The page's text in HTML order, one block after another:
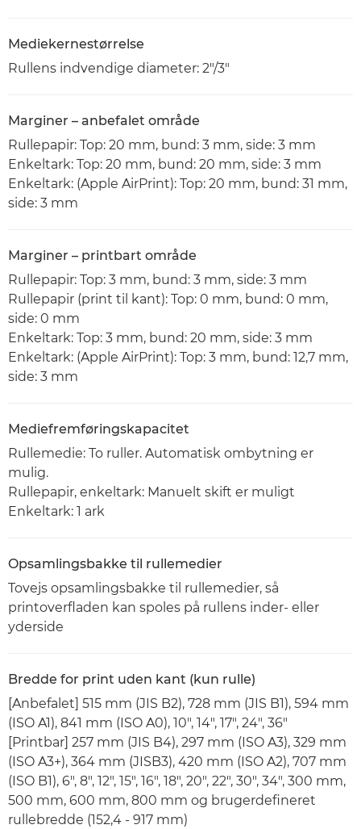
Mediekernestørrelse
Rullens indvendige diameter: 2"/3"
Marginer – anbefalet område
Rullepapir: Top: 20 mm, bund: 3 mm, side: 3 mm
Enkeltark: Top: 20 mm, bund: 20 mm, side: 3 mm
Enkeltark: (Apple AirPrint): Top: 20 mm, bund: 31 mm,
side: 3 mm
Marginer – printbart område
Rullepapir: Top: 3 mm, bund: 3 mm, side: 3 mm
Rullepapir (print til kant): Top: 0 mm, bund: 0 mm,
side: 0 mm
Enkeltark: Top: 3 mm, bund: 20 mm, side: 3 mm
Enkeltark: (Apple AirPrint): Top: 3 mm, bund: 12,7 mm,
side: 3 mm
Mediefremføringskapacitet
Rullemedie: To ruller. Automatisk ombytning er
mulig.
Rullepapir, enkeltark: Manuelt skift er muligt
Enkeltark: 1 ark
Opsamlingsbakke til rullemedier
Tovejs opsamlingsbakke til rullemedier, så
printoverfladen kan spoles på rullens inder- eller
yderside
Bredde for print uden kant (kun rulle)
[Anbefalet] 515 mm (JIS B2), 728 mm (JIS B1), 594 mm
(ISO A1), 841 mm (ISO A0), 10", 14", 17", 24", 36"
[Printbar] 257 mm (JIS B4), 297 mm (ISO A3), 329 mm
(ISO A3+), 364 mm (JISB3), 420 mm (ISO A2), 707 mm
(ISO B1), 6", 8", 12", 15", 16", 18", 20", 22", 30", 34", 300 mm,
500 mm, 600 mm, 800 mm og brugerdefineret
rullebredde (152,4 - 917 mm)